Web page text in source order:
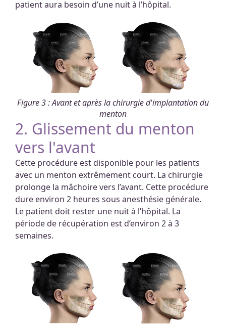
patient aura besoin d’une nuit à l’hôpital.
Figure 3 : Avant et après la chirurgie d'implantation du
menton
2. Glissement du menton
vers l'avant
Cette procédure est disponible pour les patients
avec un menton extrêmement court. La chirurgie
prolonge la mâchoire vers l’avant. Cette procédure
dure environ 2 heures sous anesthésie générale.
Le patient doit rester une nuit à l’hôpital. La
période de récupération est d’environ 2 à 3
semaines.